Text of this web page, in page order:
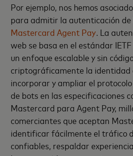
Por ejemplo, nos hemos
para admitir la autenticación de
Mastercard Agent Pay. La
web se basa en el estándar
un enfoque escalable y sin
criptográficamente la identidad
incorporar y ampliar el
de bots en las especificaciones
Mastercard para Agent Pay,
comerciantes que aceptan
identificar fácilmente el tráfico
confiables, respaldar